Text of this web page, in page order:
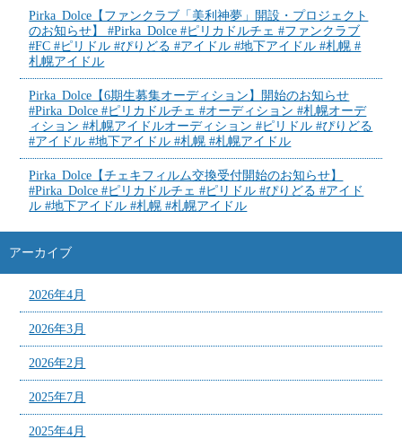
Pirka_Dolce【ファンクラブ「美利神夢」開設・プロジェクト
のお知らせ】 #Pirka_Dolce #ピリカドルチェ #ファンクラブ
#FC #ピリドル #ぴりどる #アイドル #地下アイドル #札幌 #
札幌アイドル
Pirka_Dolce【6期生募集オーディション】開始のお知らせ
#Pirka_Dolce #ピリカドルチェ #オーディション #札幌オーデ
ィション #札幌アイドルオーディション #ピリドル #ぴりどる
#アイドル #地下アイドル #札幌 #札幌アイドル
Pirka_Dolce【チェキフィルム交換受付開始のお知らせ】
#Pirka_Dolce #ピリカドルチェ #ピリドル #ぴりどる #アイド
ル #地下アイドル #札幌 #札幌アイドル
アーカイブ
2026年4月
2026年3月
2026年2月
2025年7月
2025年4月